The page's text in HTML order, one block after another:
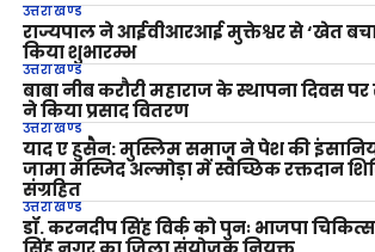
उत्तराखण्ड
राज्यपाल ने आईवीआरआई मुक्तेश्वर से ‘खेत
किया शुभारम्भ
उत्तराखण्ड
बाबा नीब करौरी महाराज के स्थापना दिवस
ने किया प्रसाद वितरण
उत्तराखण्ड
याद ए हुसैन: मुस्लिम समाज ने पेश की
जामा मस्जिद अल्मोड़ा में स्वैच्छिक रक्तदान
संग्रहित
उत्तराखण्ड
डॉ. करनदीप सिंह विर्क को पुनः भाजपा